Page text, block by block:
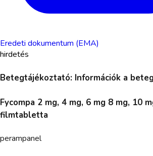
Eredeti dokumentum (EMA)
hirdetés
Betegtájékoztató: Információk a
Fycompa 2 mg, 4 mg, 6 mg 8 mg, 10
filmtabletta
perampanel